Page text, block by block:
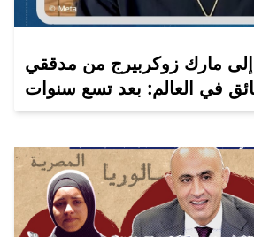
مارك زوكربيرج من مدققي
في العالم: بعد تسع سنوات